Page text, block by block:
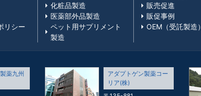
リシー
化粧品製造
医薬部外品製造
ペット用サプリメント
製造
販売促進
販促事例
OEM（受託製造）
薬九州
アダプトゲン製薬コー
リア(株)